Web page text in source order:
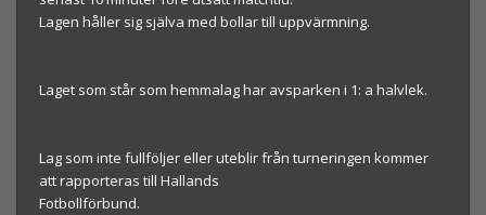
Lagen håller sig själva med bollar till uppvärmning.
Laget som står som hemmalag har avsparken i 1: a halvlek.
Lag som inte fullföljer eller uteblir från turneringen kommer
att rapporteras till Hallands
Fotbollförbund.